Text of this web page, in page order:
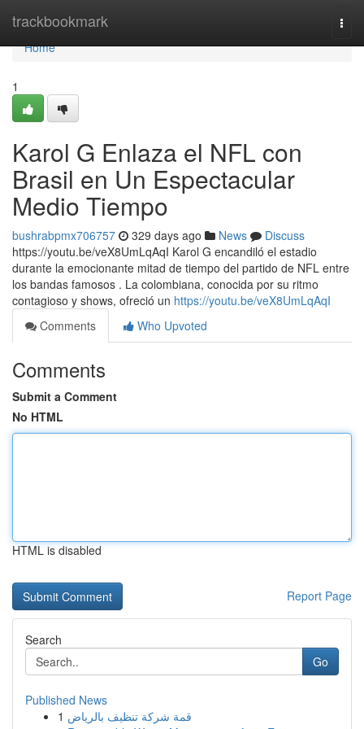
trackbookmark
Home
Home
1
Karol G Enlaza el NFL con
Brasil en Un Espectacular
Medio Tiempo
bushrabpmx706757 329 days ago News
Discuss
https://youtu.be/veX8UmLqAqI Karol G encandiló el estadio
durante la emocionante mitad de tiempo del partido de NFL entre
los bandas famosos . La colombiana, conocida por su ritmo
contagioso y shows, ofreció un https://youtu.be/veX8UmLqAqI
Comments
Who Upvoted
Comments
Submit a Comment
No HTML
HTML is disabled
Report Page
Search
Go
Published News
1 قمة شركة تنظيف بالرياض